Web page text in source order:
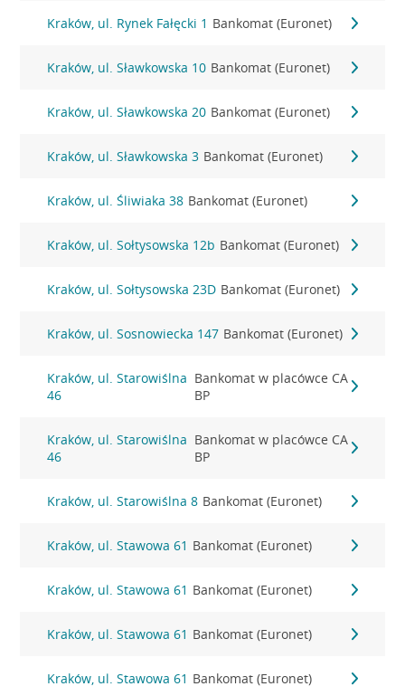
Kraków, ul. Rynek Fałęcki 1 Bankomat (Euronet)
Kraków, ul. Sławkowska 10 Bankomat (Euronet)
Kraków, ul. Sławkowska 20 Bankomat (Euronet)
Kraków, ul. Sławkowska 3 Bankomat (Euronet)
Kraków, ul. Śliwiaka 38 Bankomat (Euronet)
Kraków, ul. Sołtysowska 12b Bankomat (Euronet)
Kraków, ul. Sołtysowska 23D Bankomat (Euronet)
Kraków, ul. Sosnowiecka 147 Bankomat (Euronet)
Kraków, ul. Starowiślna
46
Bankomat w placówce CA
BP
Kraków, ul. Starowiślna
46
Bankomat w placówce CA
BP
Kraków, ul. Starowiślna 8 Bankomat (Euronet)
Kraków, ul. Stawowa 61 Bankomat (Euronet)
Kraków, ul. Stawowa 61 Bankomat (Euronet)
Kraków, ul. Stawowa 61 Bankomat (Euronet)
Kraków, ul. Stawowa 61 Bankomat (Euronet)